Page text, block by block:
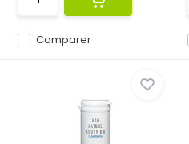
Comparer